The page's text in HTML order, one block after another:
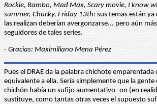
Rockie, Rambo, Mad Max, Scary movie, I know
summer, Chucky, Friday 13th: sus temas están
las realizan deberían avergonzarse... pero aún
seguidores de tales series.
- Gracias: Maximiliano Mena Pérez
Pues el DRAE da la palabra chichote emparentada
equivalente a ella. Sería simplemente que la
chichón había un sufijo aumentativo -on (en
sustituye, como tantas otras veces el supuesto